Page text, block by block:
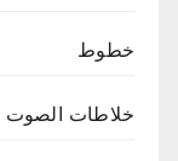
خطوط
خلاطات الصوت